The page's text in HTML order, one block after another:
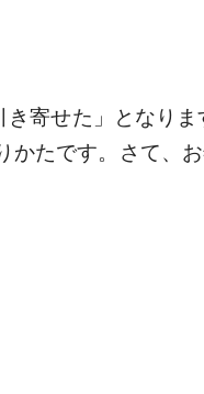
寄せた」となり
たです。さて、お